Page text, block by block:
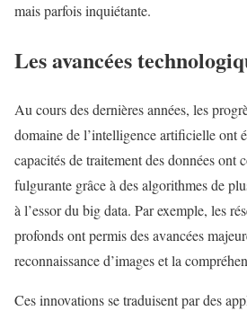
mais parfois inquiétante.
Les avancées
Au cours des dernières années, les
domaine de l’intelligence artificielle ont
capacités de traitement des données ont
fulgurante grâce à des algorithmes de
à l’essor du big data. Par exemple, les
profonds ont permis des avancées
reconnaissance d’images et la
Ces innovations se traduisent par des